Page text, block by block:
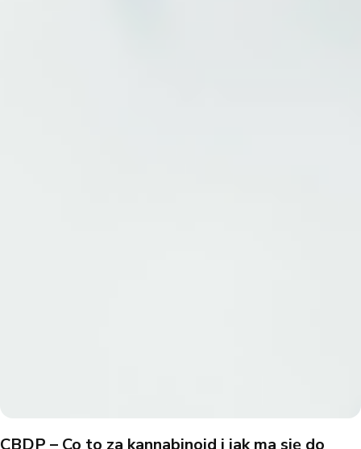
CBDP – Co to za kannabinoid i jak ma się do